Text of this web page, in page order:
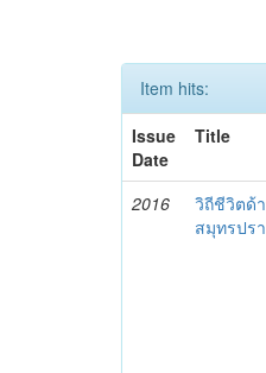
Item hits:
Issue
Date
Title
2016
วิถีชีวิตด้
สมุทรปร